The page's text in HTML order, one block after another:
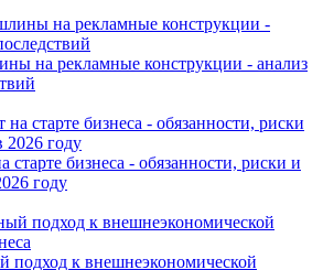
на рекламные конструкции - анализ
старте бизнеса - обязанности, риски и
году
подход к внешнеэкономической